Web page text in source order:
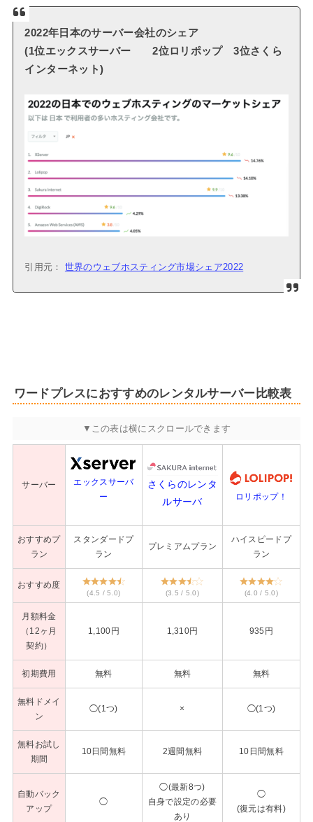
2022年日本のサーバー会社のシェア
(1位エックスサーバー 2位ロリポップ 3位さくら
インターネット)
引用元： 世界のウェブホスティング市場シェア2022
ワードプレスにおすすめのレンタルサーバー比較表
サーバー
エックスサーバ
ー
さくらのレンタ
ルサーバ
ロリポップ！
おすすめプ
ラン
スタンダードプ
ラン
プレミアムプラン
ハイスピードプ
ラン
おすすめ度
(4.5 / 5.0) (3.5 / 5.0) (4.0 / 5.0)
月額料金
（12ヶ月
契約）
1,100円 1,310円 935円
初期費用 無料 無料 無料
無料ドメイ
ン
◯(1つ) × ◯(1つ)
無料お試し
期間
10日間無料 2週間無料 10日間無料
自動バック
アップ
◯
◯(最新8つ)
自身で設定の必要
あり
◯
(復元は有料)